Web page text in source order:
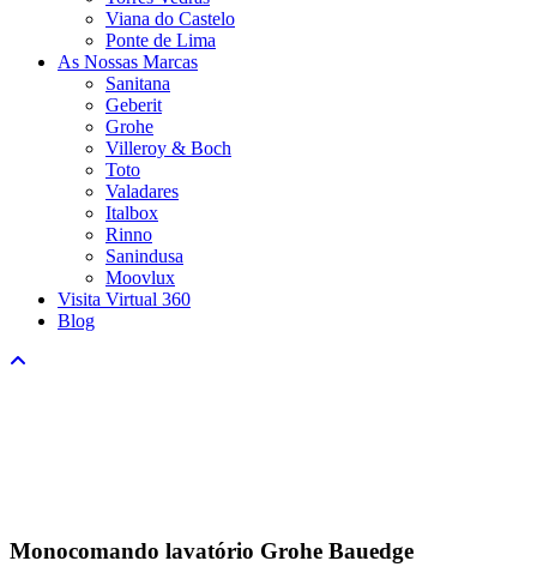
Viana do Castelo
Ponte de Lima
As Nossas Marcas
Sanitana
Geberit
Grohe
Villeroy & Boch
Toto
Valadares
Italbox
Rinno
Sanindusa
Moovlux
Visita Virtual 360
Blog
Monocomando lavatório Grohe Bauedge